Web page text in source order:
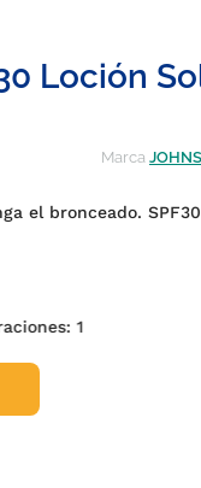
Loción
Marca
el bronceado. SPF30
1